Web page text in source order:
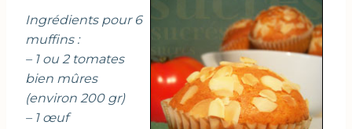
Ingrédients pour 6
muffins :
– 1 ou 2 tomates
bien mûres
(environ 200 gr)
– 1 œuf